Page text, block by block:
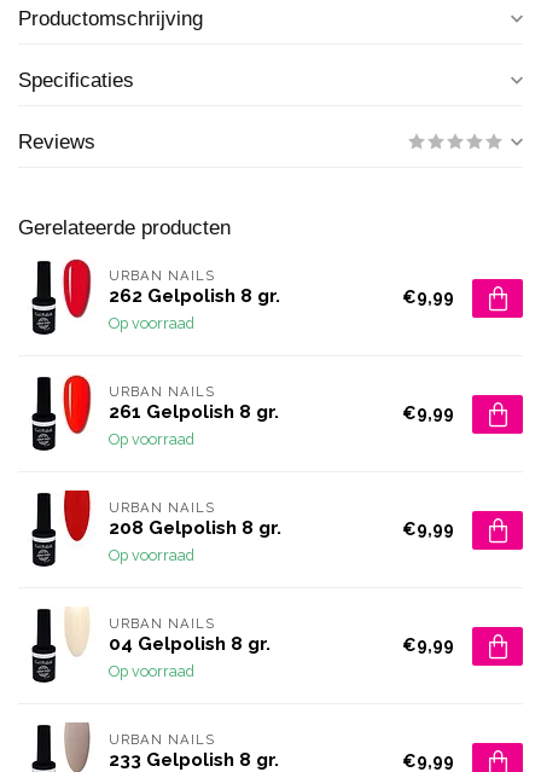
Productomschrijving
Specificaties
Reviews
Gerelateerde producten
URBAN NAILS
262 Gelpolish 8 gr.
Op voorraad
€9,99
URBAN NAILS
261 Gelpolish 8 gr.
Op voorraad
€9,99
URBAN NAILS
208 Gelpolish 8 gr.
Op voorraad
€9,99
URBAN NAILS
04 Gelpolish 8 gr.
Op voorraad
€9,99
URBAN NAILS
233 Gelpolish 8 gr. €9,99